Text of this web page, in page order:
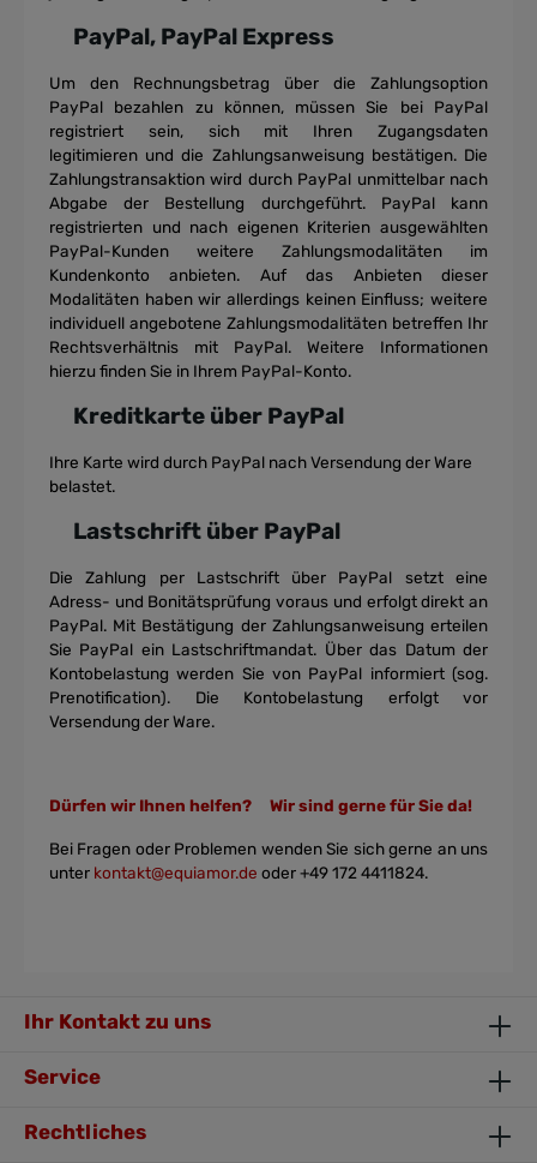
PayPal, PayPal Express
Um den Rechnungsbetrag über die Zahlungsoption
PayPal bezahlen zu können, müssen Sie bei PayPal
registriert sein, sich mit Ihren Zugangsdaten
legitimieren und die Zahlungsanweisung bestätigen. Die
Zahlungstransaktion wird durch PayPal unmittelbar nach
Abgabe der Bestellung durchgeführt. PayPal kann
registrierten und nach eigenen Kriterien ausgewählten
PayPal-Kunden weitere Zahlungsmodalitäten im
Kundenkonto anbieten. Auf das Anbieten dieser
Modalitäten haben wir allerdings keinen Einfluss; weitere
individuell angebotene Zahlungsmodalitäten betreffen Ihr
Rechtsverhältnis mit PayPal. Weitere Informationen
hierzu finden Sie in Ihrem PayPal-Konto.
Kreditkarte über PayPal
Ihre Karte wird durch PayPal nach Versendung der Ware
belastet.
Lastschrift über PayPal
Die Zahlung per Lastschrift über PayPal setzt eine
Adress- und Bonitätsprüfungvoraus und erfolgt direkt an
PayPal. Mit Bestätigung der Zahlungsanweisung erteilen
Sie PayPal ein Lastschriftmandat. Über das Datum der
Kontobelastungwerden Sie von PayPal informiert (sog.
Prenotification). Die Kontobelastung erfolgt vor
Versendung der Ware.
Dürfen wir Ihnen helfen? Wir sind gerne für Sie da!
Bei Fragen oder Problemen wenden Sie sich gerne an uns
unter kontakt@equiamor.de oder +49 172 4411824.
Ihr Kontakt zu uns
Service
Rechtliches